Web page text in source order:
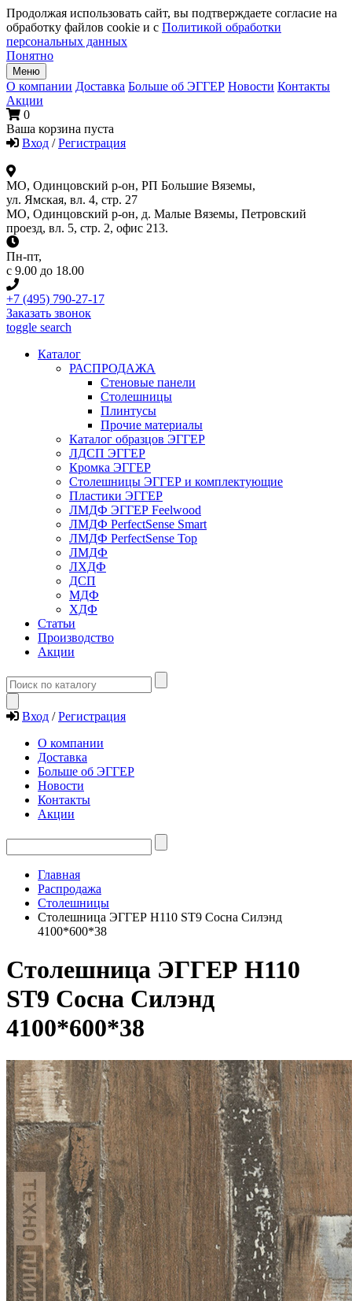
Продолжая использовать сайт, вы подтверждаете согласие на
обработку файлов cookie и с Политикой обработки
персональных данных
Понятно
Меню
О компании Доставка Больше об ЭГГЕР Новости Контакты
Акции
0
Ваша корзина пуста
Вход / Регистрация
МО, Одинцовский р-он, РП Большие Вяземы,
ул. Ямская, вл. 4, стр. 27
МО, Одинцовский р-он, д. Малые Вяземы, Петровский
проезд, вл. 5, стр. 2, офис 213.
Пн-пт,
с 9.00 до 18.00
+7 (495) 790-27-17
Заказать звонок
toggle search
Каталог
РАСПРОДАЖА
Стеновые панели
Столешницы
Плинтусы
Прочие материалы
Каталог образцов ЭГГЕР
ЛДСП ЭГГЕР
Кромка ЭГГЕР
Столешницы ЭГГЕР и комплектующие
Пластики ЭГГЕР
ЛМДФ ЭГГЕР Feelwood
ЛМДФ PerfectSense Smart
ЛМДФ PerfectSense Top
ЛМДФ
ЛХДФ
ДСП
МДФ
ХДФ
Статьи
Производство
Акции
Вход / Регистрация
О компании
Доставка
Больше об ЭГГЕР
Новости
Контакты
Акции
Главная
Распродажа
Столешницы
Столешница ЭГГЕР H110 ST9 Сосна Силэнд
4100*600*38
Столешница ЭГГЕР H110
ST9 Сосна Силэнд
4100*600*38